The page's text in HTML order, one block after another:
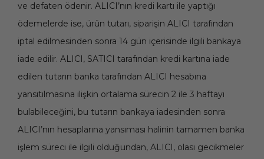
ve defaten ödenir. ALICI’nın kredi kartı ile yaptığı
ödemelerde ise, ürün tutarı, siparişin ALICI tarafından
iptal edilmesinden sonra 14 gün içerisinde ilgili bankaya
iade edilir. ALICI, SATICI tarafından kredi kartına iade
edilen tutarın banka tarafından ALICI hesabına
yansıtılmasına ilişkin ortalama sürecin 2 ile 3 haftayı
bulabileceğini, bu tutarın bankaya iadesinden sonra
ALICI’nın hesaplarına yansıması halinin tamamen banka
işlem süreci ile ilgili olduğundan, ALICI, olası gecikmeler